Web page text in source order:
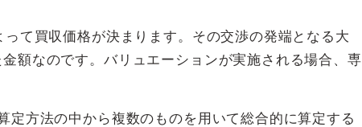
て買収価格が決まります。その交渉の発端となる大
額なのです。バリュエーションが実施される場合、専
定方法の中から複数のものを用いて総合的に算定する